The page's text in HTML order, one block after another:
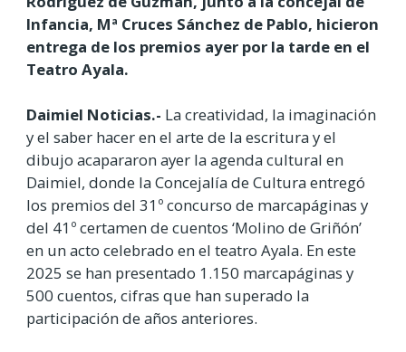
Infancia, Mª Cruces Sánchez de Pablo, hicieron
entrega de los premios ayer por la tarde en el
Teatro Ayala.
Daimiel Noticias.- La creatividad, la imaginación
y el saber hacer en el arte de la escritura y el
dibujo acapararon ayer la agenda cultural en
Daimiel, donde la Concejalía de Cultura entregó
los premios del 31º concurso de marcapáginas y
del 41º certamen de cuentos ‘Molino de Griñón’
en un acto celebrado en el teatro Ayala. En este
2025 se han presentado 1.150 marcapáginas y
500 cuentos, cifras que han superado la
participación de años anteriores.